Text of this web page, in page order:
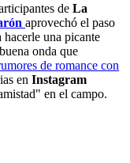
de La
aprovechó el paso
hacerle una picante
onda que
de romance con
en Instagram
en el campo.